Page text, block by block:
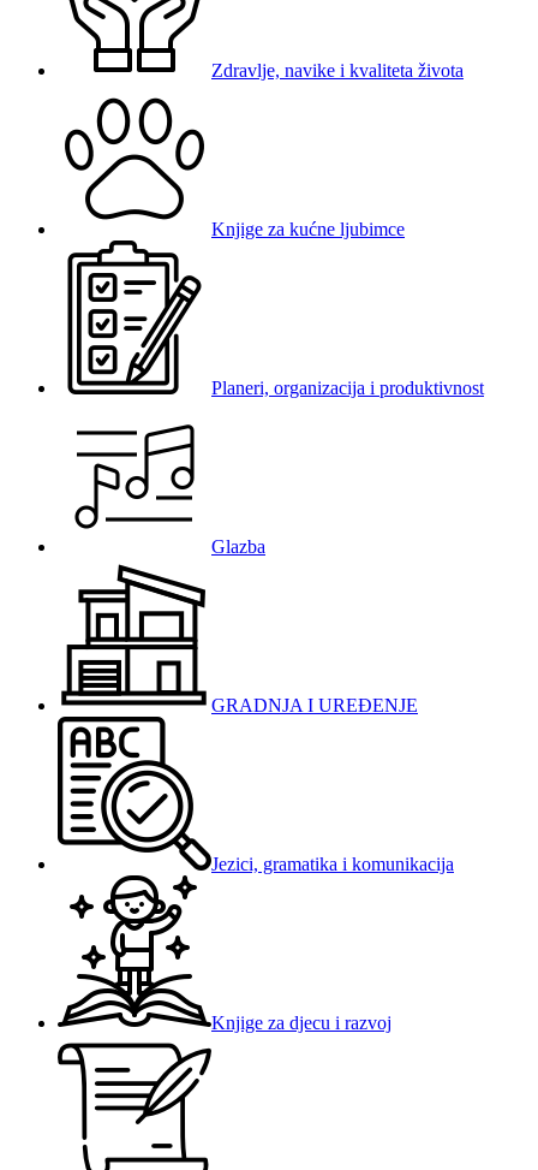
Zdravlje, navike i kvaliteta života
Knjige za kućne ljubimce
Planeri, organizacija i produktivnost
Glazba
GRADNJA I UREĐENJE
Jezici, gramatika i komunikacija
Knjige za djecu i razvoj